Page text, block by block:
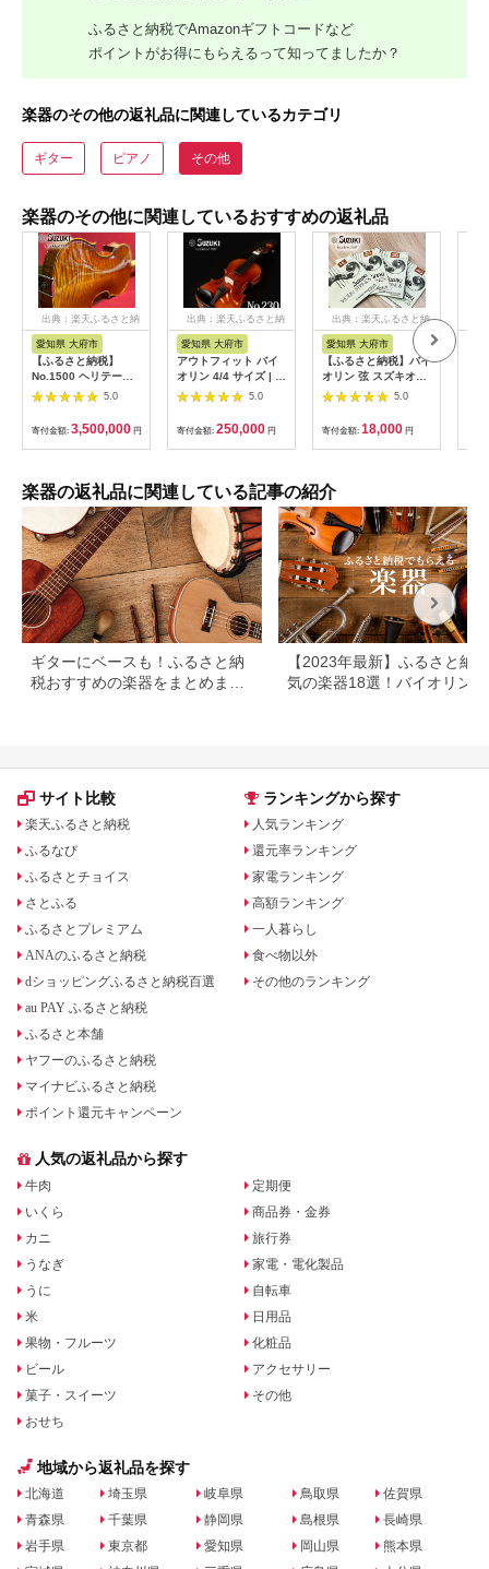
ふるさと納税でAmazonギフトコードなど
ポイントがお得にもらえるって知ってましたか？
楽器のその他の返礼品に関連しているカテゴリ
ギター ピアノ その他
楽器のその他に関連しているおすすめの返礼品
出典：楽天ふるさと納
愛知県 大府市
【ふるさと納税】
No.1500 ヘリテージ
バイオリン 4/4 サイ
ズ | ヴァイオリン 鈴
木バイオリン 音楽 楽
器 人気 おすすめ 愛知
県 大府市
5.0
寄付金額: 3,500,000 円
出典：楽天ふるさと納
愛知県 大府市
アウトフィット バイ
オリン 4/4 サイズ | ヴ
ァイオリン ケース 弦
楽器 弓 セット 鈴木バ
イオリン 音楽 人気 お
すすめ 愛知県 大府市
5.0
寄付金額: 250,000 円
出典：楽天ふるさと納
愛知県 大府市
【ふるさと納税】バイ
オリン 弦 スズキオリ
ジナル【size:4/4 -
3/4】 | ヴァイオリン
楽器 鈴木バイオリン
音楽 愛知県 大府市
5.0
寄付金額: 18,000 円
楽器の返礼品に関連している記事の紹介
ギターにベースも！ふるさと納
税おすすめの楽器をまとめまし
【2023年最新】ふるさと納
気の楽器18選！バイオリン
サイト比較
楽天ふるさと納税
ふるなび
ふるさとチョイス
さとふる
ふるさとプレミアム
ANAのふるさと納税
dショッピングふるさと納税百選
au PAY ふるさと納税
ふるさと本舗
ヤフーのふるさと納税
マイナビふるさと納税
ポイント還元キャンペーン
ランキングから探す
人気ランキング
還元率ランキング
家電ランキング
高額ランキング
一人暮らし
食べ物以外
その他のランキング
人気の返礼品から探す
牛肉
いくら
カニ
うなぎ
うに
米
果物・フルーツ
ビール
菓子・スイーツ
おせち
定期便
商品券・金券
旅行券
家電・電化製品
自転車
日用品
化粧品
アクセサリー
その他
地域から返礼品を探す
北海道
青森県
岩手県
埼玉県
千葉県
東京都
岐阜県
静岡県
愛知県
鳥取県
島根県
岡山県
佐賀県
長崎県
熊本県